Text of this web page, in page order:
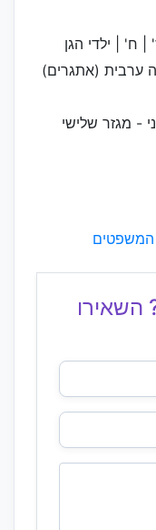
ח' | ילדי הגן
ערבית (אתגרים)
- מגזר שלישי
המשפטים
השאירו